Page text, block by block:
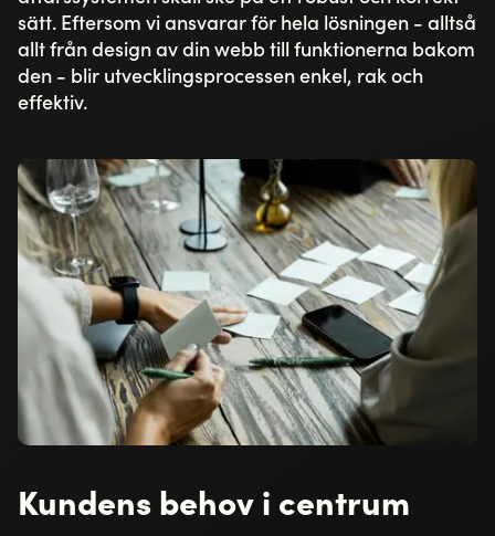
sätt. Eftersom vi ansvarar för hela lösningen - alltså
allt från design av din webb till funktionerna bakom
den - blir utvecklingsprocessen enkel, rak och
effektiv.
Kundens behov i centrum